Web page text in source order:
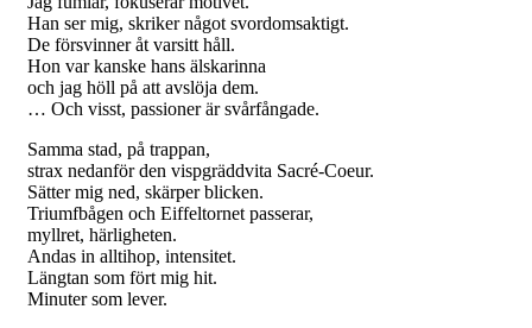
Han ser mig, skriker något svordomsaktigt.
De försvinner åt varsitt håll.
Hon var kanske hans älskarinna
och jag höll på att avslöja dem.
… Och visst, passioner är svårfångade.
Samma stad, på trappan,
strax nedanför den vispgräddvita Sacré-Coeur.
Sätter mig ned, skärper blicken.
Triumfbågen och Eiffeltornet passerar,
myllret, härligheten.
Andas in alltihop, intensitet.
Längtan som fört mig hit.
Minuter som lever.